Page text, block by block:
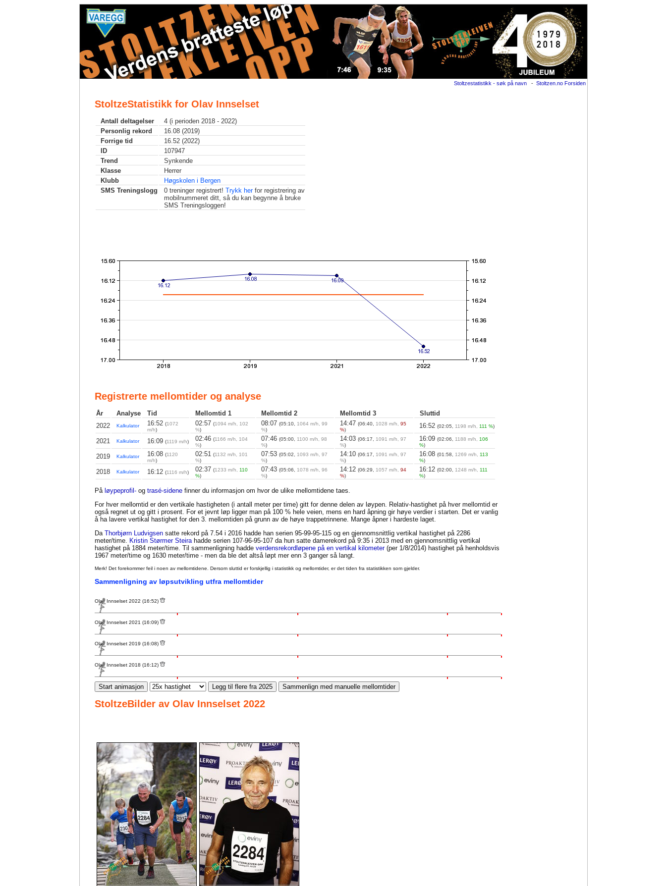
Stoltzestatistikk - søk på navn - Stoltzen.no Forsiden
StoltzeStatistikk for Olav Innselset
Antall deltagelser
4 (i perioden 2018 - 2022)
Personlig rekord
16.08 (2019)
Forrige tid
16.52 (2022)
ID
107947
Trend
Synkende
Klasse
Herrer
Klubb
Høgskolen i Bergen
SMS Treningslogg
0 treninger registrert! Trykk herfor registrering av
mobilnummeret ditt, så du kan begynne å bruke
SMS Treningsloggen!
Registrerte mellomtider og analyse
År Analyse Tid Mellomtid 1 Mellomtid 2 Mellomtid 3
Sluttid
2022
Kalkulator 16:52 (1072
m/h)
02:57 (1094 m/h, 102
%)
08:07 (05:10, 1064 m/h, 99
%)
14:47 (06:40, 1028 m/h, 95
%)
16:52 (02:05, 1198 m/h, 111 %)
2021 Kalkulator 16:09 (1119 m/h) 02:46 (1166 m/h, 104
%)
07:46 (05:00, 1100 m/h, 98
%)
14:03 (06:17, 1091 m/h, 97
%)
16:09 (02:06, 1188 m/h, 106
%)
2019 Kalkulator 16:08 (1120
m/h)
02:51 (1132 m/h, 101
%)
07:53 (05:02, 1093 m/h, 97
%)
14:10 (06:17, 1091 m/h, 97
%)
16:08 (01:58, 1269 m/h, 113
%)
2018 Kalkulator 16:12 (1116 m/h) 02:37 (1233 m/h, 110
%)
07:43 (05:06, 1078 m/h, 96
%)
14:12 (06:29, 1057 m/h, 94
%)
16:12 (02:00, 1248 m/h, 111
%)
På løypeprofil- og trasé-sidene finner du informasjon om hvor de ulike mellomtidene taes.
For hver mellomtid er den vertikale hastigheten (i antall meter per time) gitt for denne delen av løypen. Relativ-hastighet på hver mellomtid er
også regnet ut og gitt i prosent. For et jevnt løp ligger man på 100 % hele veien, mens en hard åpning gir høye verdier i starten. Det er vanlig
å ha lavere vertikal hastighet for den 3. mellomtiden på grunn av de høye trappetrinnene. Mange åpner i hardeste laget.
Da Thorbjørn Ludvigsen satte rekord på 7.54 i 2016 hadde han serien 95-99-95-115 og en gjennomsnittlig vertikal hastighet på 2286
meter/time. Kristin Størmer Steirahadde serien 107-96-95-107 da hun satte damerekord på 9:35 i 2013 med en gjennomsnittlig vertikal
hastighet på 1884 meter/time. Til sammenligning hadde verdensrekordløpene på en vertikal kilometer(per 1/8/2014) hastighet på henholdsvis
1967 meter/time og 1630 meter/time - men da ble det altså løpt mer enn 3 ganger så langt.
Merk! Det forekommer feil i noen av mellomtidene. Dersom sluttid er forskjellig i statistikk og mellomtider, er det tiden fra statistikken som gjelder.
Sammenligning av løpsutvikling utfra mellomtider
Olav Innselset 2022 (16:52)
Olav Innselset 2021 (16:09)
Olav Innselset 2019 (16:08)
Olav Innselset 2018 (16:12)
Start animasjon Legg til flere fra 2025 Sammenlign med manuelle mellomtider
StoltzeBilder av Olav Innselset 2022